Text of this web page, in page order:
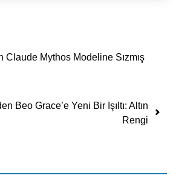
Claude Mythos Modeline Sızmış
Beo Grace’e Yeni Bir Işıltı: Altın
Rengi